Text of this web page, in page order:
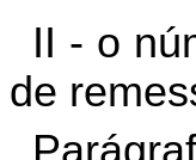
II - o
de